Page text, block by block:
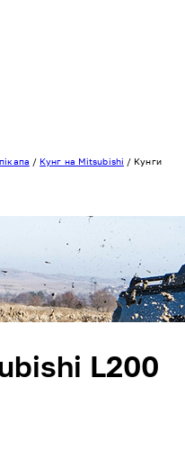
/ Кунг на Mitsubishi / Кунги
L200